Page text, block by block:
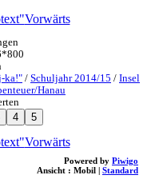
Vorwärts
ka!" / Schuljahr 2014/15 / Insel
Hanau
Vorwärts
Powered by Piwigo
Ansicht : Mobil Standard